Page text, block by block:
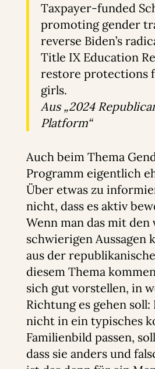
Taxpayer-funded
promoting gender
reverse Biden’s
Title IX Education
restore protections
girls.
Aus „2024
Platform“
Auch beim Thema
Programm eigentlich
Über etwas zu
nicht, dass es aktiv
Wenn man das mit den
schwierigen Aussagen
aus der
diesem Thema
sich gut vorstellen, in
Richtung es gehen
nicht in ein typisches
Familienbild passen,
dass sie anders und